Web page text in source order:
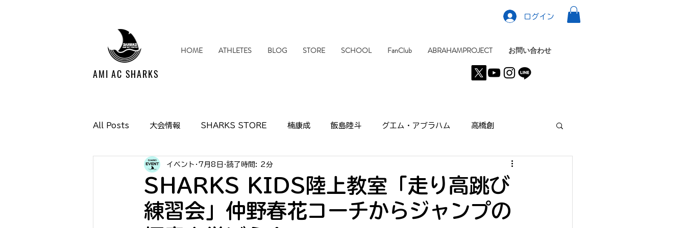
ログイン
HOME ATHLETES BLOG STORE SCHOOL FanClub ABRAHAMPROJECT お問い合わせ
AMI AC SHARKS
All Posts 大会情報 SHARKS STORE 楠康成 飯島陸斗 グエム・アブラハム 高橋創
Media掲載情報 イベント情報 活動情報
SHARKS SUPPORTERS CLUB 小林航央 濱口直人 市民ランナー ONETOKYO NEWS
SHARKS KIDS陸上教室「走り高跳び
練習会」仲野春花コーチからジャンプの
イベント 7月8日 読了時間: 2分